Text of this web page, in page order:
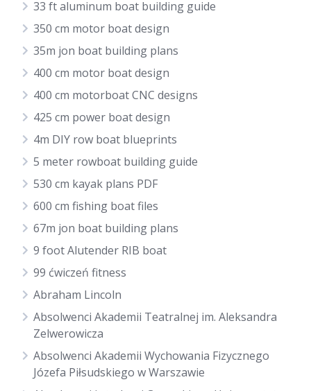
33 ft aluminum boat building guide
350 cm motor boat design
35m jon boat building plans
400 cm motor boat design
400 cm motorboat CNC designs
425 cm power boat design
4m DIY row boat blueprints
5 meter rowboat building guide
530 cm kayak plans PDF
600 cm fishing boat files
67m jon boat building plans
9 foot Alutender RIB boat
99 ćwiczeń fitness
Abraham Lincoln
Absolwenci Akademii Teatralnej im. Aleksandra
Zelwerowicza
Absolwenci Akademii Wychowania Fizycznego
Józefa Piłsudskiego w Warszawie